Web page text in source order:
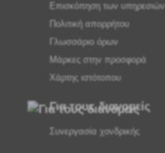
Επισκόπηση των υπηρεσιών
Πολιτική απορρήτου
Γλωσσάριο όρων
Μάρκες στην προσφορά
Χάρτης ιστότοπου
Για τους διανομείς
Συνεργασία χονδρικής